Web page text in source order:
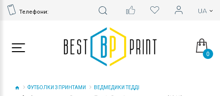
Телефони:
0
ФУТБОЛКИ З ПРИНТАМИ
ВЕДМЕДИКИ ТЕДДІ